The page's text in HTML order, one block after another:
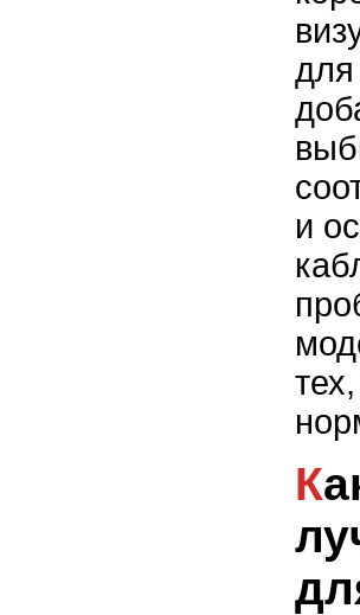
для
и
Какие материалы обуви